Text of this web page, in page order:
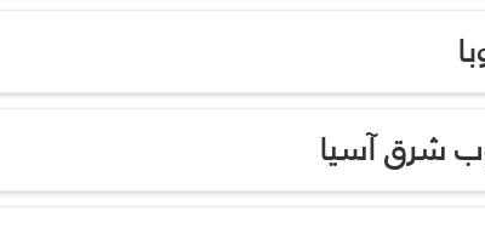
شرق آسيا